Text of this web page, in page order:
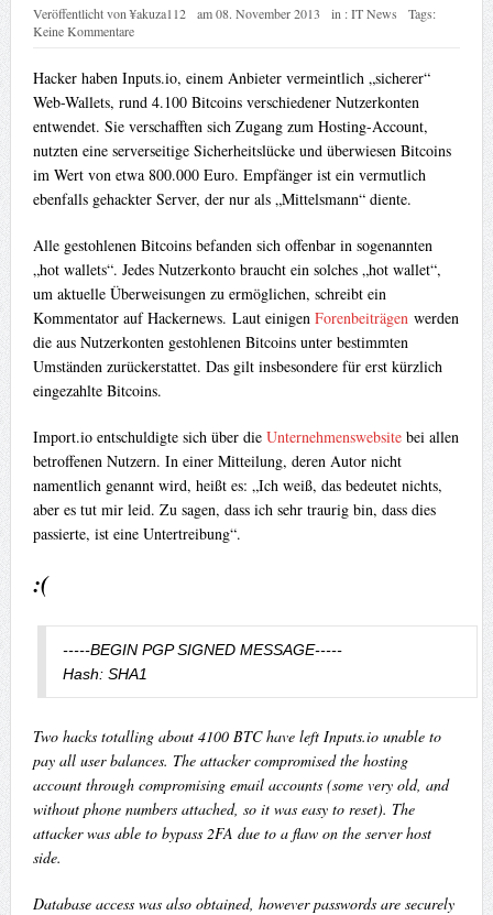
Veröffentlicht von¥akuza112 am08. November 2013 in :IT News
Tags:
Keine Kommentare
Hacker haben Inputs.io, einem Anbieter vermeintlich „sicherer“
Web-Wallets, rund 4.100 Bitcoins verschiedener Nutzerkonten
entwendet. Sie verschafften sich Zugang zum Hosting-Account,
nutzten eine serverseitige Sicherheitslücke und überwiesen Bitcoins
im Wert von etwa 800.000 Euro. Empfänger ist ein vermutlich
ebenfalls gehackter Server, der nur als „Mittelsmann“ diente.
Alle gestohlenen Bitcoins befanden sich offenbar in sogenannten
„hot wallets“. Jedes Nutzerkonto braucht ein solches „hot wallet“,
um aktuelle Überweisungen zu ermöglichen, schreibt ein
Kommentator auf Hackernews. Laut einigen Forenbeiträgenwerden
die aus Nutzerkonten gestohlenen Bitcoins unter bestimmten
Umständen zurückerstattet. Das gilt insbesondere für erst kürzlich
eingezahlte Bitcoins.
Import.io entschuldigte sich über die Unternehmenswebsitebei allen
betroffenen Nutzern. In einer Mitteilung, deren Autor nicht
namentlich genannt wird, heißt es: „Ich weiß, das bedeutet nichts,
aber es tut mir leid. Zu sagen, dass ich sehr traurig bin, dass dies
passierte, ist eine Untertreibung“.
:(
-----BEGIN PGP SIGNED MESSAGE-----
Hash: SHA1
Two hacks totalling about 4100 BTC have left Inputs.io unable to
pay all user balances. The attacker compromised the hosting
account through compromising email accounts (some very old, and
without phone numbers attached, so it was easy to reset). The
attacker was able to bypass 2FA due to a flaw on the server host
side.
Database access was also obtained, however passwords are securely